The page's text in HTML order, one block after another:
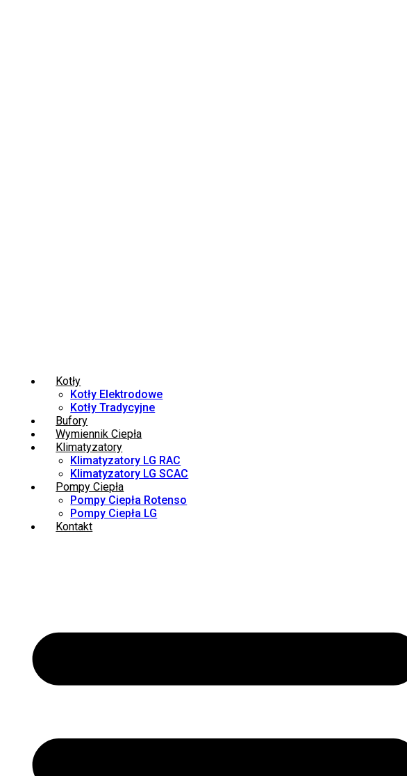
Kotły
Kotły Elektrodowe
Kotły Tradycyjne
Bufory
Wymiennik Ciepła
Klimatyzatory
Klimatyzatory LG RAC
Klimatyzatory LG SCAC
Pompy Ciepła
Pompy Ciepła Rotenso
Pompy Ciepła LG
Kontakt